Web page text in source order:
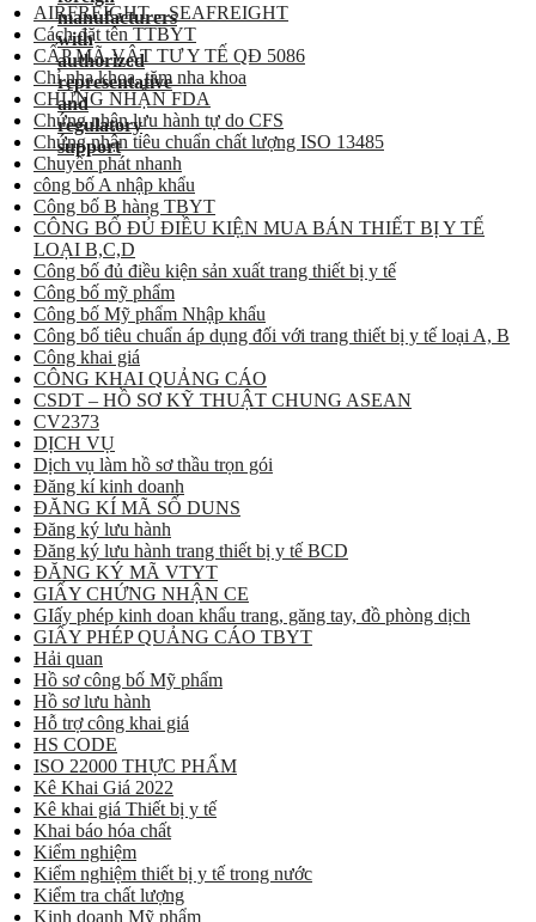
AIRFREIGHT – SEAFREIGHT
Cách đặt tên TTBYT
CẤP MÃ VẬT TƯ Y TẾ QĐ 5086
Chỉ nha khoa, tăm nha khoa
CHỨNG NHẬN FDA
Chứng nhận lưu hành tự do CFS
Chứng nhận tiêu chuẩn chất lượng ISO 13485
Chuyển phát nhanh
công bố A nhập khẩu
Công bố B hàng TBYT
CÔNG BỐ ĐỦ ĐIỀU KIỆN MUA BÁN THIẾT BỊ Y TẾ
LOẠI B,C,D
Công bố đủ điều kiện sản xuất trang thiết bị y tế
Công bố mỹ phẩm
Công bố Mỹ phẩm Nhập khẩu
Công bố tiêu chuẩn áp dụng đối với trang thiết bị y tế loại A, B
Công khai giá
CÔNG KHAI QUẢNG CÁO
CSDT – HỒ SƠ KỸ THUẬT CHUNG ASEAN
CV2373
DỊCH VỤ
Dịch vụ làm hồ sơ thầu trọn gói
Đăng kí kinh doanh
ĐĂNG KÍ MÃ SỐ DUNS
Đăng ký lưu hành
Đăng ký lưu hành trang thiết bị y tế BCD
ĐĂNG KÝ MÃ VTYT
GIẤY CHỨNG NHẬN CE
GIấy phép kinh doan khẩu trang, găng tay, đồ phòng dịch
GIẤY PHÉP QUẢNG CÁO TBYT
Hải quan
Hồ sơ công bố Mỹ phẩm
Hồ sơ lưu hành
Hỗ trợ công khai giá
HS CODE
ISO 22000 THỰC PHẨM
Kê Khai Giá 2022
Kê khai giá Thiết bị y tế
Khai báo hóa chất
Kiểm nghiệm
Kiểm nghiệm thiết bị y tế trong nước
Kiểm tra chất lượng
Kinh doanh Mỹ phẩm